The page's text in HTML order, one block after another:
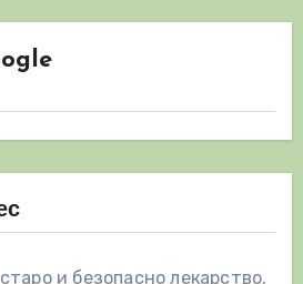
и безопасно лекарство,